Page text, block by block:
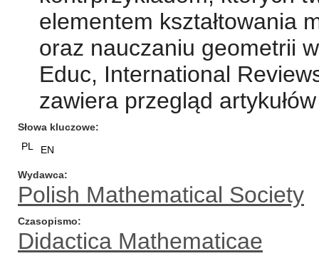
elementem kształtowania
oraz nauczaniu geometrii
Educ, International
zawiera przegląd
Słowa kluczowe
PL
EN
Wydawca
Polish Mathematical Society
Czasopismo
Didactica Mathematicae